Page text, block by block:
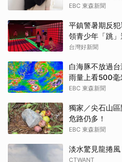
EBC 東森新聞
平鎮警暑期反
領青少年「跳
台灣好新聞
白海豚不放過
雨量上看500毫
EBC 東森新聞
獨家／尖石山
危路仍多！
EBC 東森新聞
淡水驚見龍捲
CTWANT